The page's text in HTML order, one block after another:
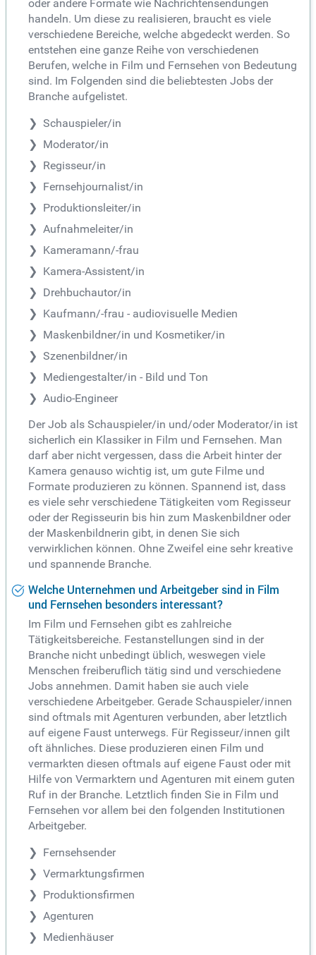
oder andere Formate wie Nachrichtensendungen
handeln. Um diese zu realisieren, braucht es viele
verschiedene Bereiche, welche abgedeckt werden. So
entstehen eine ganze Reihe von verschiedenen
Berufen, welche in Film und Fernsehen von Bedeutung
sind. Im Folgenden sind die beliebtesten Jobs der
Branche aufgelistet.
Schauspieler/in
Moderator/in
Regisseur/in
Fernsehjournalist/in
Produktionsleiter/in
Aufnahmeleiter/in
Kameramann/-frau
Kamera-Assistent/in
Drehbuchautor/in
Kaufmann/-frau - audiovisuelle Medien
Maskenbildner/in und Kosmetiker/in
Szenenbildner/in
Mediengestalter/in - Bild und Ton
Audio-Engineer
Der Job als Schauspieler/in und/oder Moderator/in ist
sicherlich ein Klassiker in Film und Fernsehen. Man
darf aber nicht vergessen, dass die Arbeit hinter der
Kamera genauso wichtig ist, um gute Filme und
Formate produzieren zu können. Spannend ist, dass
es viele sehr verschiedene Tätigkeiten vom Regisseur
oder der Regisseurin bis hin zum Maskenbildner oder
der Maskenbildnerin gibt, in denen Sie sich
verwirklichen können. Ohne Zweifel eine sehr kreative
und spannende Branche.
Welche Unternehmen und Arbeitgeber sind in Film
und Fernsehen besonders interessant?
Im Film und Fernsehen gibt es zahlreiche
Tätigkeitsbereiche. Festanstellungen sind in der
Branche nicht unbedingt üblich, weswegen viele
Menschen freiberuflich tätig sind und verschiedene
Jobs annehmen. Damit haben sie auch viele
verschiedene Arbeitgeber. Gerade Schauspieler/innen
sind oftmals mit Agenturen verbunden, aber letztlich
auf eigene Faust unterwegs. Für Regisseur/innen gilt
oft ähnliches. Diese produzieren einen Film und
vermarkten diesen oftmals auf eigene Faust oder mit
Hilfe von Vermarktern und Agenturen mit einem guten
Ruf in der Branche. Letztlich finden Sie in Film und
Fernsehen vor allem bei den folgenden Institutionen
Arbeitgeber.
Fernsehsender
Vermarktungsfirmen
Produktionsfirmen
Agenturen
Medienhäuser